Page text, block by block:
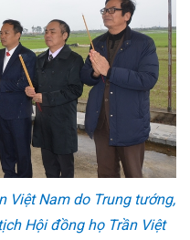
Việt Nam do Trung tướng,
Hội đồng họ Trần Việt